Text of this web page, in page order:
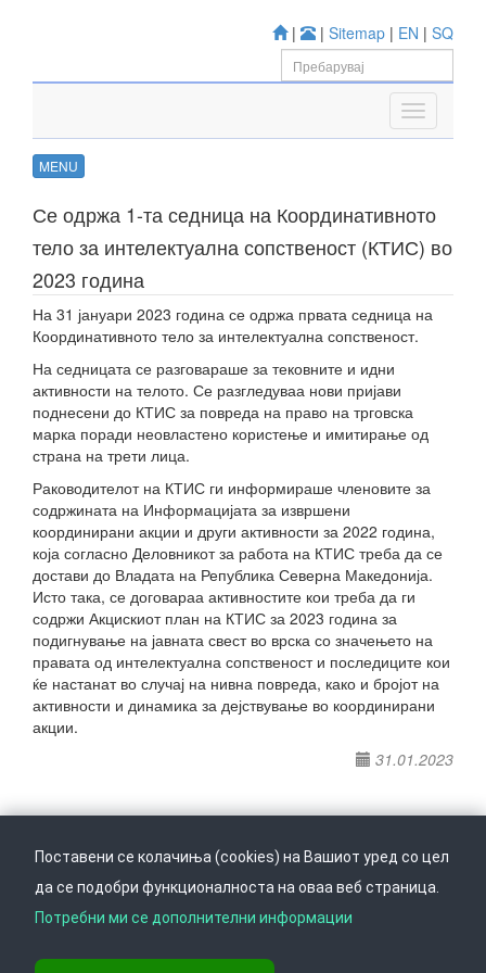
| | Sitemap | EN | SQ
MENU
Се одржа 1-та седница на Координативното
тело за интелектуална сопственост (КТИС) во
2023 година
На 31 јануари 2023 година се одржа првата седница на
Координативното тело за интелектуална сопственост.
На седницата се разговараше за тековните и идни
активности на телото. Се разгледуваа нови пријави
поднесени до КТИС за повреда на право на трговска
марка поради неовластено користење и имитирање од
страна на трети лица.
Раководителот на КТИС ги информираше членовите за
содржината на Информацијата за извршени
координирани акции и други активности за 2022 година,
која согласно Деловникот за работа на КТИС треба да се
достави до Владата на Република Северна Македонија.
Исто така, се договараа активностите кои треба да ги
содржи Акцискиот план на КТИС за 2023 година за
подигнување на јавната свест во врска со значењето на
правата од интелектуална сопственост и последиците кои
ќе настанат во случај на нивна повреда, како и бројот на
активности и динамика за дејствување во координирани
акции.
31.01.2023
Врати се горе Следете не на
Поставени се колачиња (cookies) на Вашиот уред со цел
да се подобри функционалноста на оваа веб страница.
Потребни ми се дополнителни информации